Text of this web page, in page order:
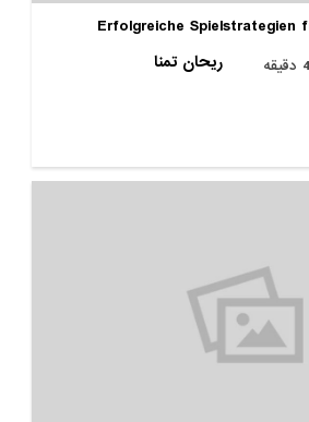
Erfolgreiche
ریحان تمنا